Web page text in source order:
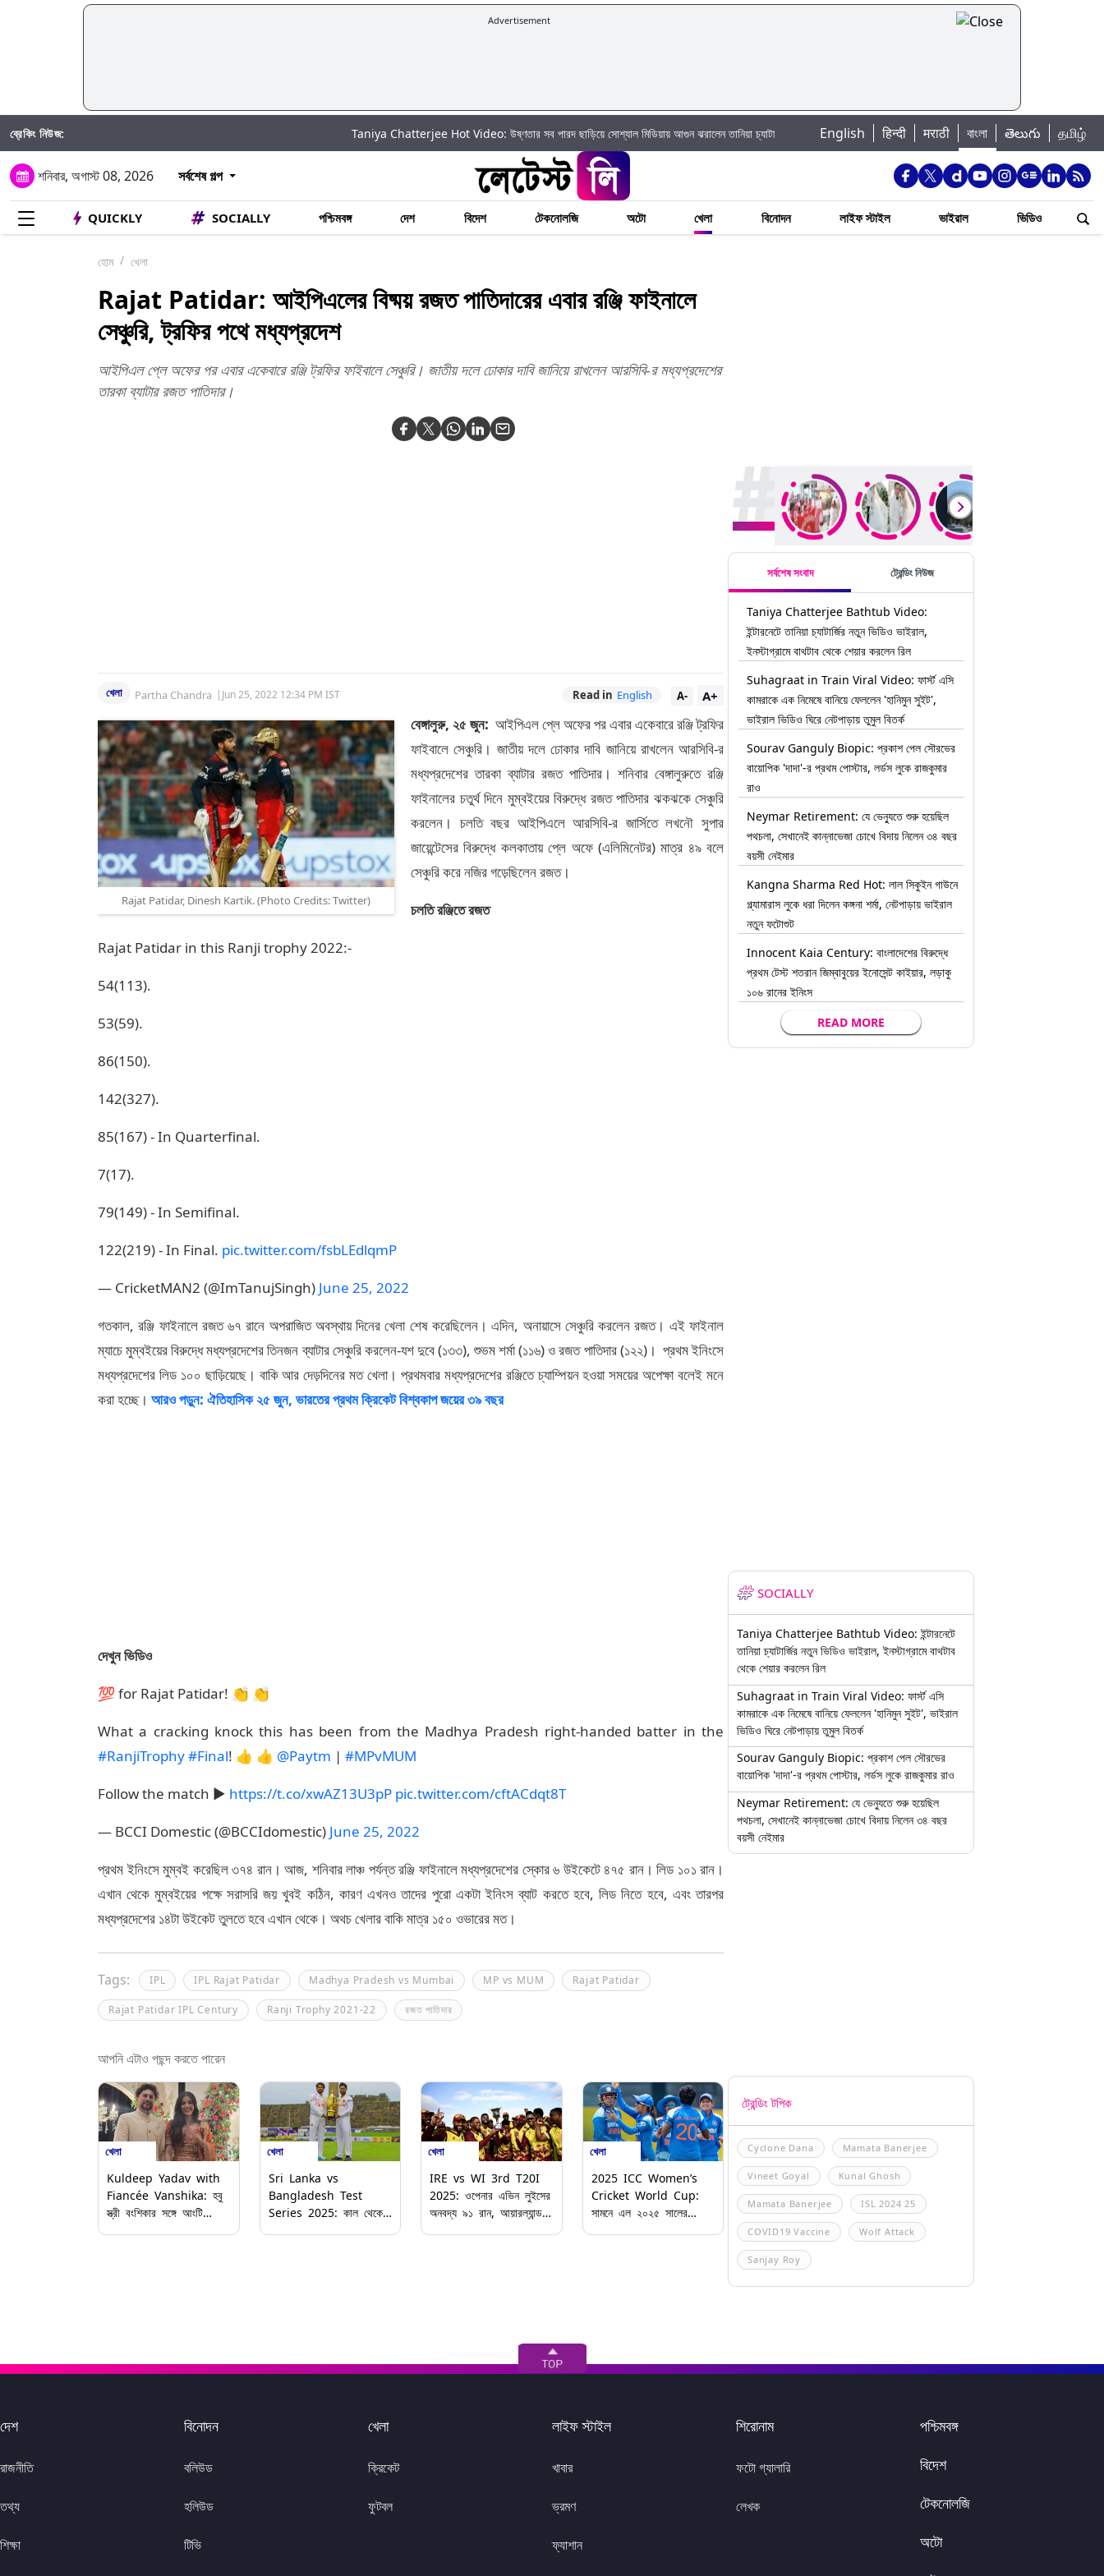
Advertisement
ব্রেকিং নিউজ: Taniya Chatterjee Hot Video: উষ্ণতার সব পারদ ছাড়িয়ে সোশ্যাল মিডিয়ায় আগুন ঝরালেন তানিয়া চ্যাটার্জি|Jannat Toha Hot Video: জান্নাত তোহার নতুন ইনস্টা পোস্ট দেখে হৃদয় গলল
English हिन्दी मराठी বাংলা తెలుగు தமிழ்
শনিবার, অগাস্ট 08, 2026 সর্বশেষ গল্প
QUICKLY SOCIALLY পশ্চিমবঙ্গ দেশ বিদেশ টেকনোলজি অটো খেলা বিনোদন লাইফ স্টাইল ভাইরাল ভিডিও
হোম খেলা
Rajat Patidar: আইপিএলের বিষ্ময় রজত পাতিদারের এবার রঞ্জি ফাইনালে
সেঞ্চুরি, ট্রফির পথে মধ্যপ্রদেশ
আইপিএল প্লে অফের পর এবার একেবারে রঞ্জি ট্রফির ফাইবালে সেঞ্চুরি। জাতীয় দলে ঢোকার দাবি জানিয়ে রাখলেন আরসিবি-র মধ্যপ্রদেশের
তারকা ব্যাটার রজত পাতিদার।
খেলা Partha Chandra | Jun 25, 2022 12:34 PM IST Read in English A+
A-
Rajat Patidar, Dinesh Kartik. (Photo Credits: Twitter)
বেঙ্গালুরু, ২৫ জুন: আইপিএল প্লে অফের পর এবার একেবারে রঞ্জি ট্রফির
ফাইবালে সেঞ্চুরি। জাতীয় দলে ঢোকার দাবি জানিয়ে রাখলেন আরসিবি-র
মধ্যপ্রদেশের তারকা ব্যাটার রজত পাতিদার। শনিবার বেঙ্গালুরুতে রঞ্জি
ফাইনালের চতুর্থ দিনে মুম্বইয়ের বিরুদ্ধে রজত পাতিদার ঝকঝকে সেঞ্চুরি
করলেন। চলতি বছর আইপিএলে আরসিবি-র জার্সিতে লখনৌ সুপার
জায়েন্টেসের বিরুদ্ধে কলকাতায় প্লে অফে (এলিমিনেটর) মাত্র ৪৯ বলে
সেঞ্চুরি করে নজির গড়েছিলেন রজত।
চলতি রঞ্জিতে রজত
Rajat Patidar in this Ranji trophy 2022:-
54(113).
53(59).
86(150).
142(327).
85(167) - In Quarterfinal.
7(17).
79(149) - In Semifinal.
122(219) - In Final. pic.twitter.com/fsbLEdlqmP
— CricketMAN2 (@ImTanujSingh) June 25, 2022
গতকাল, রঞ্জি ফাইনালে রজত ৬৭ রানে অপরাজিত অবস্থায় দিনের খেলা শেষ করেছিলেন। এদিন, অনায়াসে সেঞ্চুরি করলেন রজত। এই ফাইনাল
ম্যাচে মুম্বইয়ের বিরুদ্ধে মধ্যপ্রদেশের তিনজন ব্যাটার সেঞ্চুরি করলেন-যশ দুবে (১৩৩), শুভম শর্মা (১১৬) ও রজত পাতিদার (১২২)। প্রথম ইনিংসে
মধ্যপ্রদেশের লিড ১০০ ছাড়িয়েছে। বাকি আর দেড়দিনের মত খেলা। প্রথমবার মধ্যপ্রদেশের রঞ্জিতে চ্যাম্পিয়ন হওয়া সময়ের অপেক্ষা বলেই মনে
করা হচ্ছে। আরও পড়ুন: ঐতিহাসিক ২৫ জুন, ভারতের প্রথম ক্রিকেট বিশ্বকাপ জয়ের ৩৯ বছর
দেখুন ভিডিও
💯 for Rajat Patidar! 👏 👏
What a cracking knock this has been from the Madhya Pradesh right-handed batter in the
#RanjiTrophy#Final! 👍 👍 @Paytm | #MPvMUM
Follow the match ▶️ https://t.co/xwAZ13U3pP pic.twitter.com/cftACdqt8T
— BCCI Domestic (@BCCIdomestic) June 25, 2022
প্রথম ইনিংসে মুম্বই করেছিল ৩৭৪ রান। আজ, শনিবার লাঞ্চ পর্যন্ত রঞ্জি ফাইনালে মধ্যপ্রদেশের স্কোর ৬ উইকেটে ৪৭৫ রান। লিড ১০১ রান।
এখান থেকে মুম্বইয়ের পক্ষে সরাসরি জয় খুবই কঠিন, কারণ এখনও তাদের পুরো একটা ইনিংস ব্যাট করতে হবে, লিড নিতে হবে, এবং তারপর
মধ্যপ্রদেশের ১৪টা উইকেট তুলতে হবে এখান থেকে। অথচ খেলার বাকি মাত্র ১৫০ ওভারের মত।
Tags: IPL IPL Rajat Patidar Madhya Pradesh vs Mumbai MP vs MUM Rajat Patidar
Rajat Patidar IPL Century Ranji Trophy 2021-22 রজত পাতিদার
আপনি এটাও পছন্দ করতে পারেন
খেলা
Kuldeep Yadav with
Fiancée Vanshika: হবু
স্ত্রী বংশিকার সঙ্গে আংটি
খেলা
Sri Lanka vs
Bangladesh Test
Series 2025: কাল থেকে
খেলা
IRE vs WI 3rd T20I
2025: ওপেনার এভিন লুইসের
অনবদ্য ৯১ রান, আয়ারল্যান্ডকে
খেলা
2025 ICC Women’s
Cricket World Cup:
সামনে এল ২০২৫ সালের
সর্বশেষ সংবাদ ট্রেন্ডিং নিউজ
Taniya Chatterjee Bathtub Video:
ইন্টারনেটে তানিয়া চ্যাটার্জির নতুন ভিডিও ভাইরাল,
ইনস্টাগ্রামে বাথটাব থেকে শেয়ার করলেন রিল
Suhagraat in Train Viral Video: ফার্স্ট এসি
কামরাকে এক নিমেষে বানিয়ে ফেললেন 'হানিমুন সুইট',
ভাইরাল ভিডিও ঘিরে নেটপাড়ায় তুমুল বিতর্ক
Sourav Ganguly Biopic: প্রকাশ পেল সৌরভের
বায়োপিক 'দাদা'-র প্রথম পোস্টার, লর্ডস লুকে রাজকুমার
রাও
Neymar Retirement: যে ভেন্যুতে শুরু হয়েছিল
পথচলা, সেখানেই কান্নাভেজা চোখে বিদায় নিলেন ৩৪ বছর
বয়সী নেইমার
Kangna Sharma Red Hot: লাল সিকুইন গাউনে
গ্ল্যামারাস লুকে ধরা দিলেন কঙ্গনা শর্মা, নেটপাড়ায় ভাইরাল
নতুন ফটোশুট
Innocent Kaia Century: বাংলাদেশের বিরুদ্ধে
প্রথম টেস্ট শতরান জিম্বাবুয়ের ইনোসেন্ট কাইয়ার, লড়াকু
১০৬ রানের ইনিংস
READ MORE
SOCIALLY
Taniya Chatterjee Bathtub Video: ইন্টারনেটে
তানিয়া চ্যাটার্জির নতুন ভিডিও ভাইরাল, ইনস্টাগ্রামে বাথটাব
থেকে শেয়ার করলেন রিল
Suhagraat in Train Viral Video: ফার্স্ট এসি
কামরাকে এক নিমেষে বানিয়ে ফেললেন 'হানিমুন সুইট', ভাইরাল
ভিডিও ঘিরে নেটপাড়ায় তুমুল বিতর্ক
Sourav Ganguly Biopic: প্রকাশ পেল সৌরভের
বায়োপিক 'দাদা'-র প্রথম পোস্টার, লর্ডস লুকে রাজকুমার রাও
Neymar Retirement: যে ভেন্যুতে শুরু হয়েছিল
পথচলা, সেখানেই কান্নাভেজা চোখে বিদায় নিলেন ৩৪ বছর
বয়সী নেইমার
ট্রেন্ডিং টপিক
Cyclone Dana Mamata Banerjee
Vineet Goyal Kunal Ghosh
Mamata Banerjee ISL 2024 25
COVID19 Vaccine Wolf Attack
Sanjay Roy
দেশ
রাজনীতি
তথ্য
শিক্ষা
বিনোদন
বলিউড
হলিউড
টিভি
খেলা
ক্রিকেট
ফুটবল
লাইফ স্টাইল
খাবার
ভ্রমণ
ফ্যাশান
শিরোনাম
ফটো গ্যালারি
লেখক
পশ্চিমবঙ্গ
বিদেশ
টেকনোলজি
অটো